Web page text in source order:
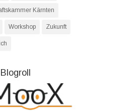
Kärnten
Workshop Zukunft